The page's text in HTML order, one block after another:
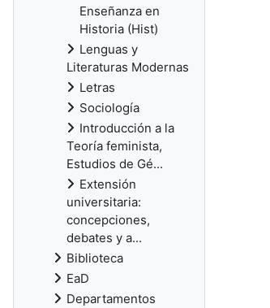
Enseñanza en
Historia (Hist)
Lenguas y
Literaturas Modernas
Letras
Sociología
Introducción a la
Teoría feminista,
Estudios de Gé...
Extensión
universitaria:
concepciones,
debates y a...
Biblioteca
EaD
Departamentos